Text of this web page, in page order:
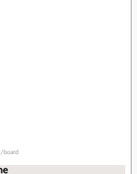
board